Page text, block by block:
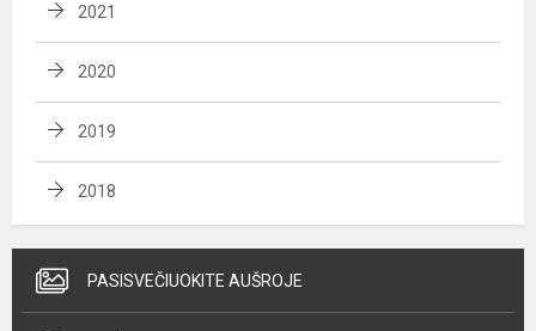
2021
2020
2019
2018
PASISVEČIUOKITE AUŠROJE